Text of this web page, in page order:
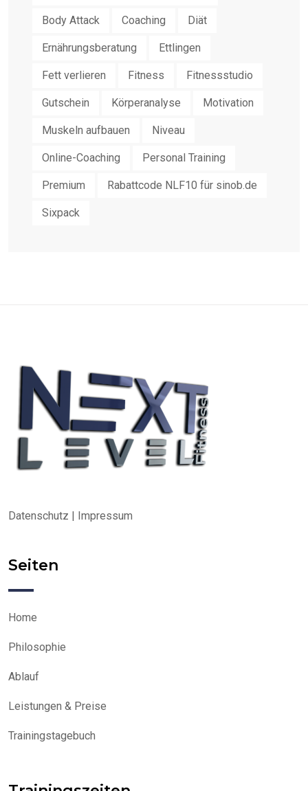
Body Attack Coaching Diät
Ernährungsberatung Ettlingen
Fett verlieren Fitness Fitnessstudio
Gutschein Körperanalyse Motivation
Muskeln aufbauen Niveau
Online-Coaching Personal Training
Premium Rabattcode NLF10 für sinob.de
Sixpack
Datenschutz | Impressum
Seiten
Home
Philosophie
Ablauf
Leistungen & Preise
Trainingstagebuch